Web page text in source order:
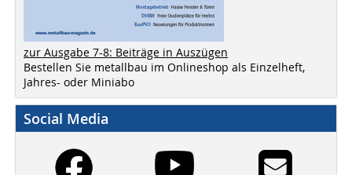
zur Ausgabe 7-8: Beiträge in Auszügen
Bestellen Sie metallbau im Onlineshop als Einzelheft,
Jahres- oder Miniabo
Social Media